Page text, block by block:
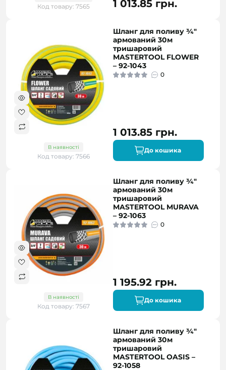
Код товару: 7565 1 013.85 грн.
В наявності
Код товару: 7566
Шланг для поливу ¾"
армований 30м
тришаровий
MASTERTOOL FLOWER
– 92-1043
0
1 013.85 грн.
До кошика
В наявності
Код товару: 7567
Шланг для поливу ¾"
армований 30м
тришаровий
MASTERTOOL MURAVA
– 92-1063
0
1 195.92 грн.
До кошика
Шланг для поливу ¾"
армований 30м
тришаровий
MASTERTOOL OASIS –
92-1058